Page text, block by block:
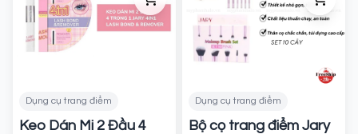
Dụng cụ trang điểm
Keo Dán Mi 2 Đầu 4
Dụng cụ trang điểm
Bộ cọ trang điểm Jary